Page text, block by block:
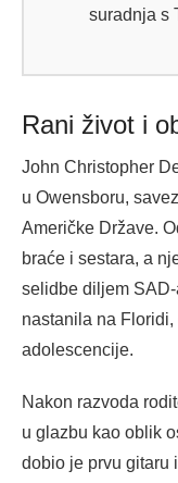
suradnja s
Rani život i
John Christopher
u Owensboru,
Američke Države.
braće i sestara, a
selidbe diljem
nastanila na
adolescencije.
Nakon razvoda
u glazbu kao oblik
dobio je prvu gitaru